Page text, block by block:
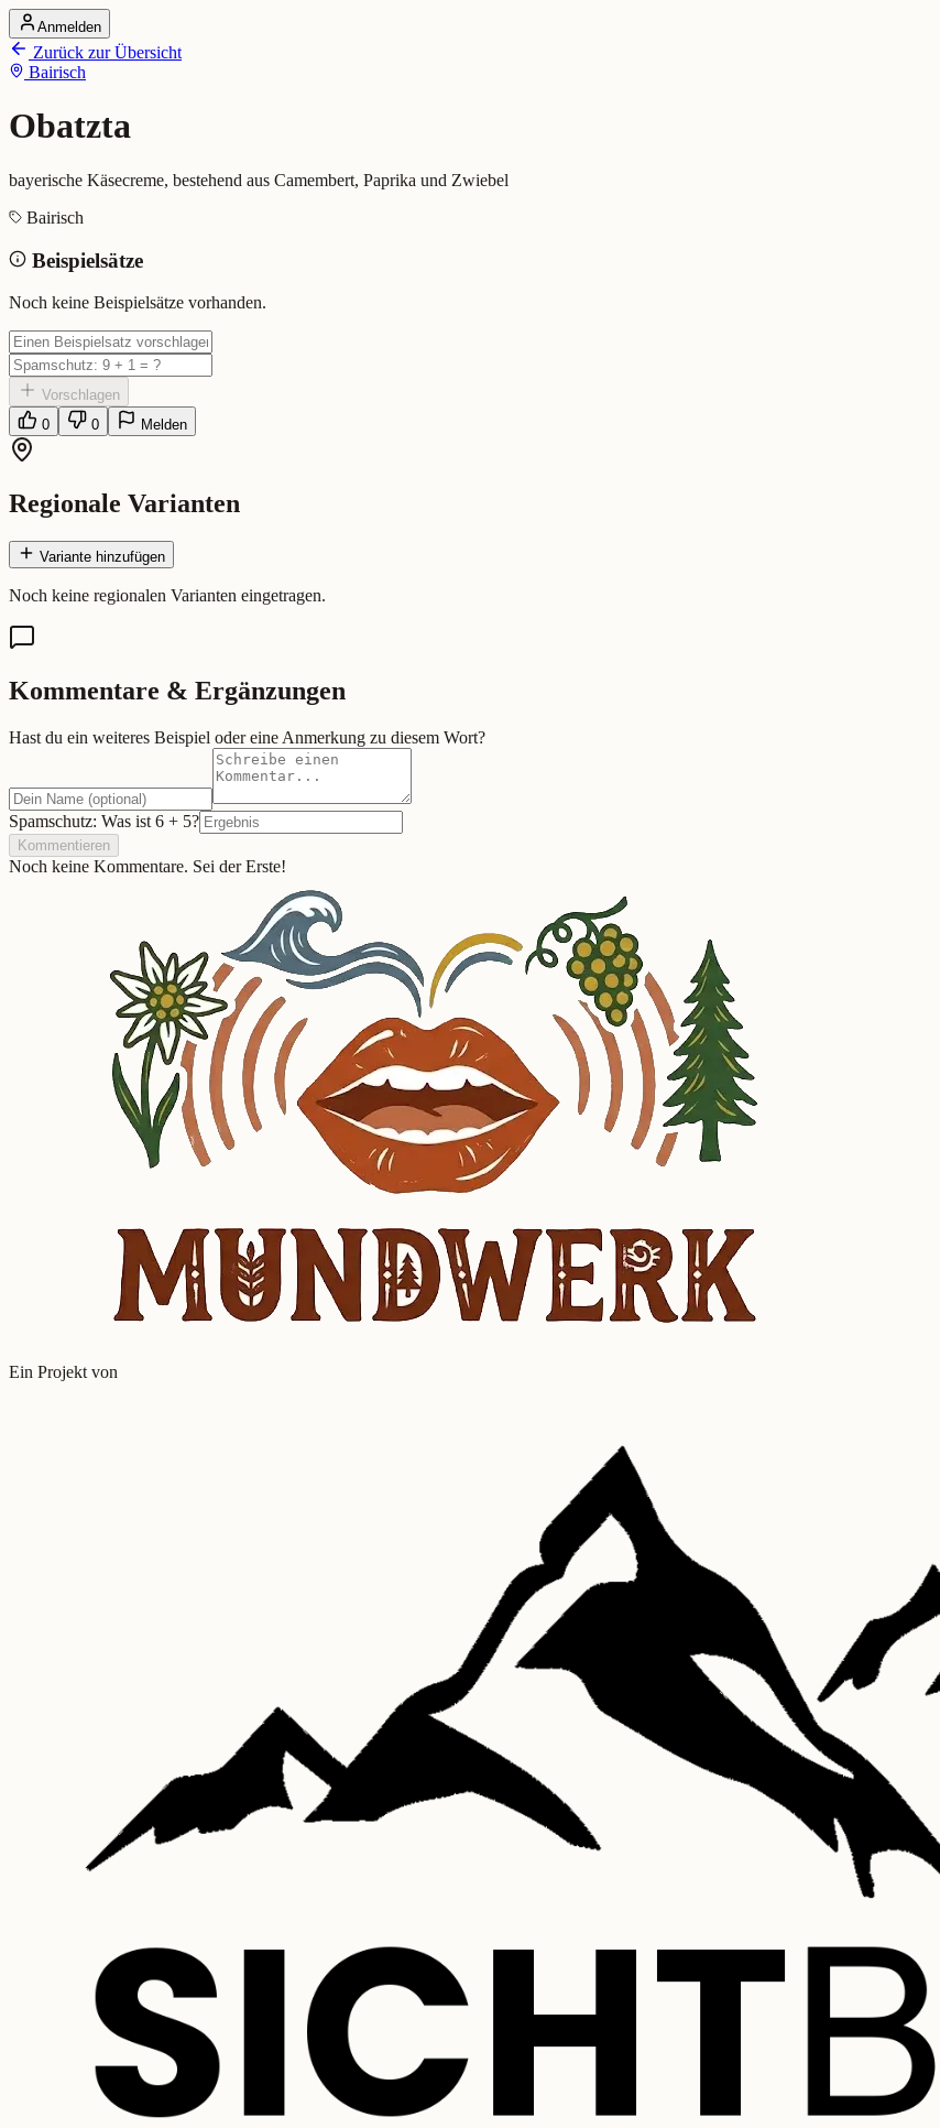
Startseite
Alle Dialekte
Dialekte vergleichen
Dialekt-Karte
Ranking
Obatzta (Bairisch)
Bedeutung: bayerische Käsecreme, bestehend aus Camembert, Paprika und Zwiebel
Eingereicht von: Mundwerk Team
Anmelden
Zurück zur Übersicht
Bairisch
Obatzta
bayerische Käsecreme, bestehend aus Camembert, Paprika und Zwiebel
Bairisch
Beispielsätze
Noch keine Beispielsätze vorhanden.
Vorschlagen
0
0 Melden
Regionale Varianten
Variante hinzufügen
Noch keine regionalen Varianten eingetragen.
Kommentare & Ergänzungen
Hast du ein weiteres Beispiel oder eine Anmerkung zu diesem Wort?
Spamschutz: Was ist 6 + 5?
Kommentieren
Noch keine Kommentare. Sei der Erste!
Ein Projekt von